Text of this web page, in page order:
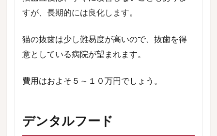
すが、長期的には良化します。
猫の抜歯は少し難易度が高いので、抜歯を得
意としている病院が望まれます。
費用はおよそ５～１０万円でしょう。
デンタルフード